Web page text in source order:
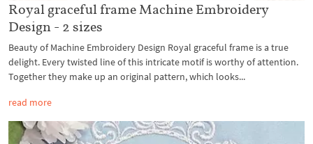
Royal graceful frame Machine Embroidery
Design - 2 sizes
Beauty of Machine Embroidery Design Royal graceful frame is a true
delight. Every twisted line of this intricate motif is worthy of attention.
Together they make up an original pattern, which looks...
read more